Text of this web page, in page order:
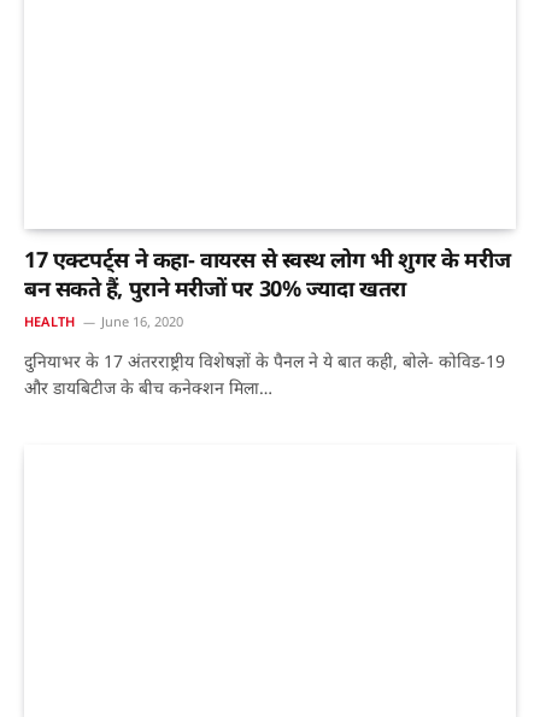
17 एक्टपर्ट्स ने कहा- वायरस से स्वस्थ लोग भी शुगर के मरीज
बन सकते हैं, पुराने मरीजों पर 30% ज्यादा खतरा
HEALTH June 16, 2020
दुनियाभर के 17 अंतरराष्ट्रीय विशेषज्ञों के पैनल ने ये बात कही, बोले- कोविड-19
और डायबिटीज के बीच कनेक्शन मिला…